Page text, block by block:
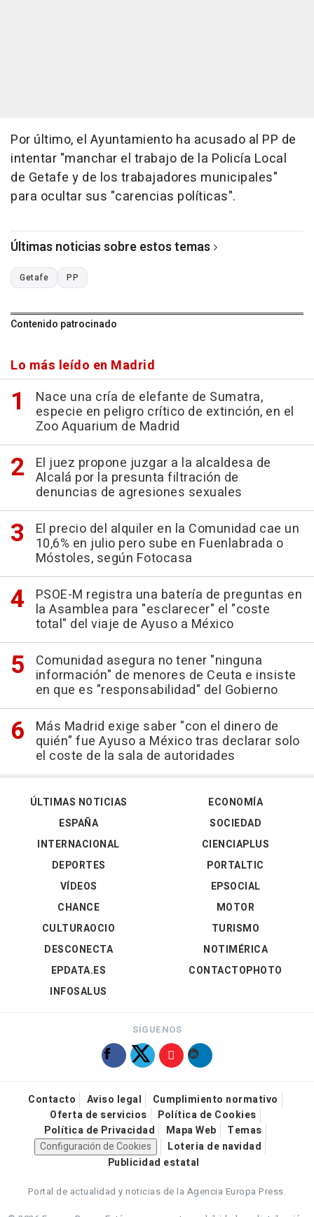
Por último, el Ayuntamiento ha acusado al PP de
intentar "manchar el trabajo de la Policía Local
de Getafe y de los trabajadores municipales"
para ocultar sus "carencias políticas".
Últimas noticias sobre estos temas
Getafe PP
Contenido patrocinado
Lo más leído en Madrid
Nace una cría de elefante de Sumatra,
especie en peligro crítico de extinción, en el
Zoo Aquarium de Madrid
El juez propone juzgar a la alcaldesa de
Alcalá por la presunta filtración de
denuncias de agresiones sexuales
El precio del alquiler en la Comunidad cae un
10,6% en julio pero sube en Fuenlabrada o
Móstoles, según Fotocasa
PSOE-M registra una batería de preguntas en
la Asamblea para "esclarecer" el "coste
total" del viaje de Ayuso a México
Comunidad asegura no tener "ninguna
información" de menores de Ceuta e insiste
en que es "responsabilidad" del Gobierno
Más Madrid exige saber "con el dinero de
quién" fue Ayuso a México tras declarar solo
el coste de la sala de autoridades
ÚLTIMAS NOTICIAS
ESPAÑA
INTERNACIONAL
DEPORTES
VÍDEOS
ECONOMÍA
SOCIEDAD
CIENCIAPLUS
PORTALTIC
EPSOCIAL
CHANCE
CULTURAOCIO
DESCONECTA
EPDATA.ES
INFOSALUS
MOTOR
TURISMO
NOTIMÉRICA
CONTACTOPHOTO
SÍGUENOS
Contacto Aviso legal
Cumplimiento normativo
Oferta de servicios
Política de Cookies
Política de Privacidad
Mapa Web
Temas
Configuración de Cookies
Loteria de navidad
Publicidad estatal
Portal de actualidad y noticias de la Agencia Europa Press.